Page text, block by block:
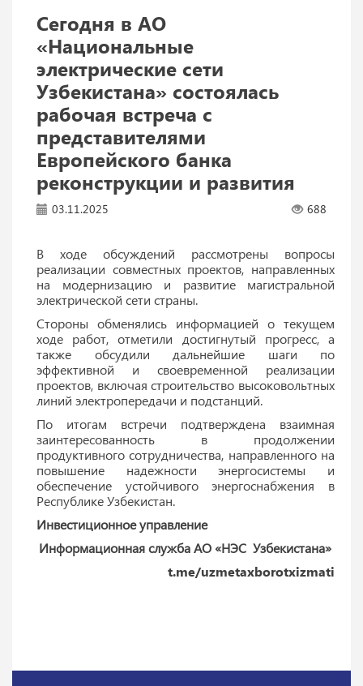
Сегодня в АО
«Национальные
электрические сети
Узбекистана» состоялась
рабочая встреча с
представителями
Европейского банка
реконструкции и развития
03.11.2025 688
В ходе обсуждений рассмотрены вопросы
реализации совместных проектов, направленных
на модернизацию и развитие магистральной
электрической сети страны.
Стороны обменялись информацией о текущем
ходе работ, отметили достигнутый прогресс, а
также обсудили дальнейшие шаги по
эффективной и своевременной реализации
проектов, включая строительство высоковольтных
линий электропередачи и подстанций.
По итогам встречи подтверждена взаимная
заинтересованность в продолжении
продуктивного сотрудничества, направленного на
повышение надежности энергосистемы и
обеспечение устойчивого энергоснабжения в
Республике Узбекистан.
Инвестиционное управление
Информационная служба АО «НЭС Узбекистана»
t.me/uzmetaxborotxizmati